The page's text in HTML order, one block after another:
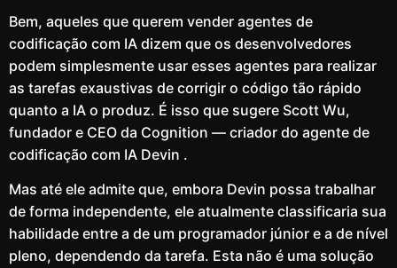
Bem, aqueles que querem vender agentes de
codificação com IA dizem que os desenvolvedores
podem simplesmente usar esses agentes para realizar
as tarefas exaustivas de corrigir o código tão rápido
quanto a IA o produz. É isso que sugere Scott Wu,
fundador e CEO da Cognition — criador do agente de
codificação com IA Devin .
Mas até ele admite que, embora Devin possa trabalhar
de forma independente, ele atualmente classificaria sua
habilidade entre a de um programador júnior e a de nível
pleno, dependendo da tarefa. Esta não é uma solução